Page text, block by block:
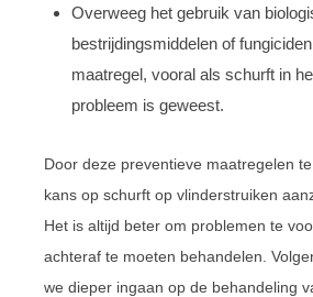
Overweeg het gebruik van
bestrijdingsmiddelen of
maatregel, vooral als schurft in
probleem is geweest.
Door deze preventieve maatregelen
kans op schurft op vlinderstruiken
Het is altijd beter om problemen te
achteraf te moeten behandelen.
we dieper ingaan op de behandeling